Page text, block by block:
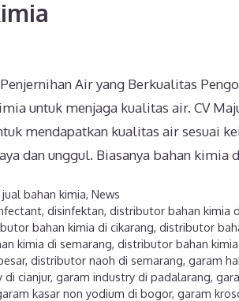
Air yang Berkualitas
untuk menjaga kualitas air. CV
mendapatkan kualitas air sesuai
dan unggul. Biasanya bahan kimia
,jual bahan kimia ,News
,disinfektan ,distributor bahan kimia
bahan kimia di cikarang distributor
kimia di semarang distributor bahan
, distributor naoh di semarang garam
di cianjur, garam industry di padalarang
kasar non yodium di bogor, garam